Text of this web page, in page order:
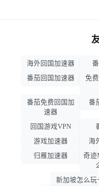
海外回国加速器
番茄回国加速器
免
番茄免费回国加
速器
番
回国游戏VPN
游戏加速器
海
归雁加速器
奇迹
新加坡怎么玩